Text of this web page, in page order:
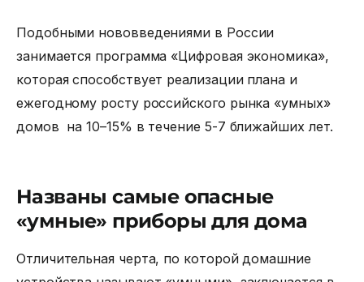
Подобными нововведениями в России
занимается программа «Цифровая экономика»,
которая способствует реализации плана и
ежегодному росту российского рынка «умных»
домов на 10–15% в течение 5-7 ближайших лет.
Названы самые опасные
«умные» приборы для дома
Отличительная черта, по которой домашние